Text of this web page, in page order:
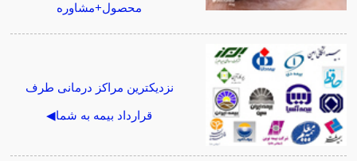
محصول+مشاوره
نزدیکترین مراکز درمانی طرف
قرارداد بیمه به شما◀